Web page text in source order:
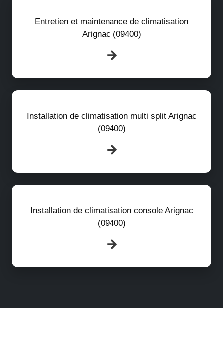
Entretien et maintenance de climatisation
Arignac (09400)
Installation de climatisation multi split Arignac
(09400)
Installation de climatisation console Arignac
(09400)